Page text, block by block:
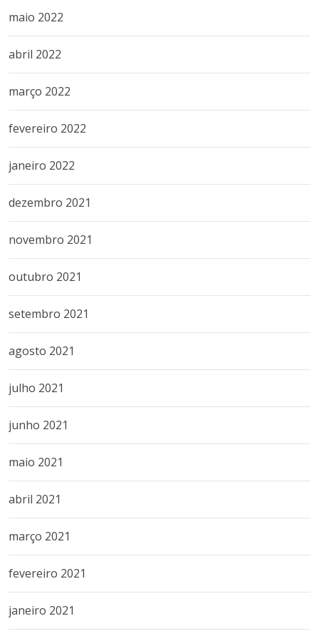
maio 2022
abril 2022
março 2022
fevereiro 2022
janeiro 2022
dezembro 2021
novembro 2021
outubro 2021
setembro 2021
agosto 2021
julho 2021
junho 2021
maio 2021
abril 2021
março 2021
fevereiro 2021
janeiro 2021